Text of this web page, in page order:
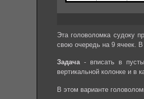
Эта головоломка судоку
свою очередь на 9 ячеек.
Задача- вписать в
вертикальной колонке и в
В этом варианте